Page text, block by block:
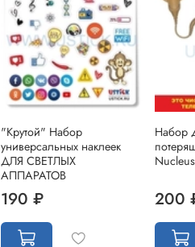
"Крутой" Набор
универсальных наклеек
ДЛЯ СВЕТЛЫХ
АППАРАТОВ
190 ₽
Набор
200